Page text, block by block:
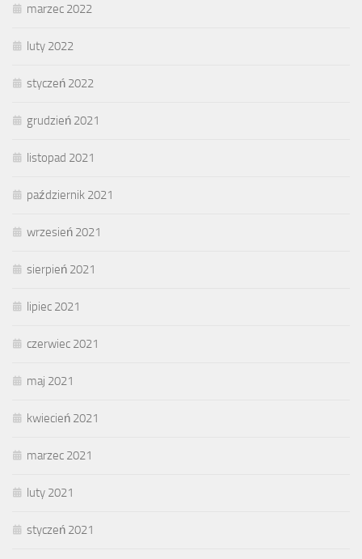
marzec 2022
luty 2022
styczeń 2022
grudzień 2021
listopad 2021
październik 2021
wrzesień 2021
sierpień 2021
lipiec 2021
czerwiec 2021
maj 2021
kwiecień 2021
marzec 2021
luty 2021
styczeń 2021